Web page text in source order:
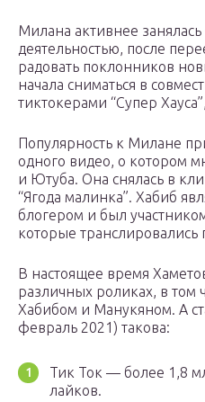
Милана активнее занялась
деятельностью, после
радовать поклонников
начала сниматься в
тиктокерами “Супер
Популярность к Милане
одного видео, о котором
и Ютуба. Она снялась в
“Ягода малинка”. Хабиб
блогером и был
которые транслировались
В настоящее время
различных роликах, в том
Хабибом и Манукяном. А
февраль 2021) такова:
Тик Ток — более 1,8
лайков.